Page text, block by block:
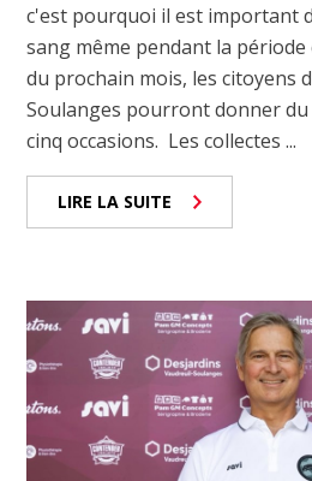
c'est pourquoi il est important
sang même pendant la période
du prochain mois, les citoyens
Soulanges pourront donner du
cinq occasions. Les collectes ...
LIRE LA SUITE